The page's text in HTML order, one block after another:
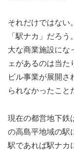
それだけではない
「駅ナカ」だろ
大な商業施設にな
ェがあるのは当た
ビル事業が展開さ
られなかったこと
現在の都営地下鉄
の高島平地域の駅
駅であれば駅ナカ